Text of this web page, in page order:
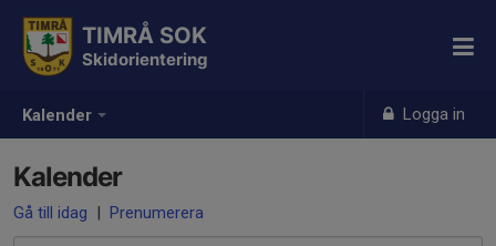
Kalender Logga in
TIMRÅ SOK
Skidorientering
Kalender
Gå till idag | Prenumerera